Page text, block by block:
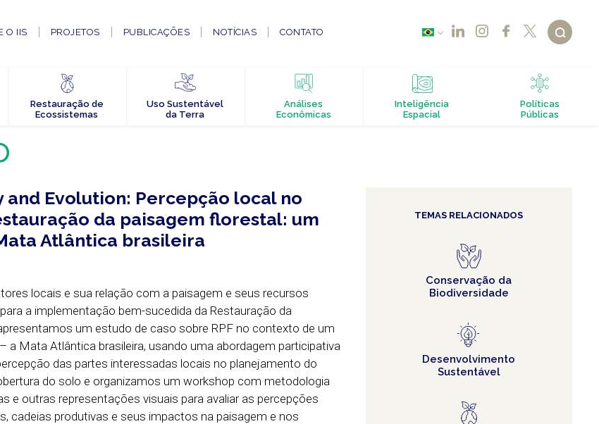
O IIS PROJETOS PUBLICAÇÕES NOTÍCIAS CONTATO
Restauração de
Ecossistemas
Uso Sustentável
da Terra
Análises
Econômicas
Inteligência
Espacial
Políticas
Públicas
and Evolution: Percepção local no
da paisagem florestal: um
Atlântica brasileira
locais e sua relação com a paisagem e seus recursos
a implementação bem-sucedida da Restauração da
um estudo de caso sobre RPF no contexto de um
a Mata Atlântica brasileira, usando uma abordagem participativa
das partes interessadas locais no planejamento do
do solo e organizamos um workshop com metodologia
e outras representações visuais para avaliar as percepções
cadeias produtivas e seus impactos na paisagem e nos
TEMAS RELACIONADOS
Conservação da
Biodiversidade
Desenvolvimento
Sustentável